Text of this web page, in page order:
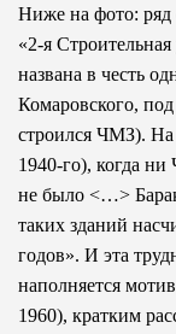
Ниже на фото: ряд
«2-я
названа в честь
Комаровского,
строился ЧМЗ). На
1940-го), когда
не было <…>
таких зданий
годов». И эта
наполняется
1960), кратким